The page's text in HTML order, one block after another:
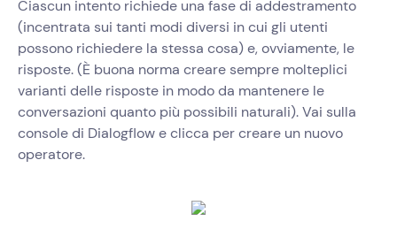
Ciascun intento richiede una fase di addestramento
(incentrata sui tanti modi diversi in cui gli utenti
possono richiedere la stessa cosa) e, ovviamente, le
risposte. (È buona norma creare sempre molteplici
varianti delle risposte in modo da mantenere le
conversazioni quanto più possibili naturali). Vai sulla
console di Dialogflow e clicca per creare un nuovo
operatore.